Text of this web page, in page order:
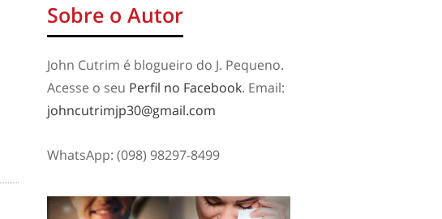
Sobre o Autor
John Cutrim é blogueiro do J. Pequeno.
Acesse o seu Perfil no Facebook. Email:
johncutrimjp30@gmail.com
WhatsApp: (098) 98297-8499